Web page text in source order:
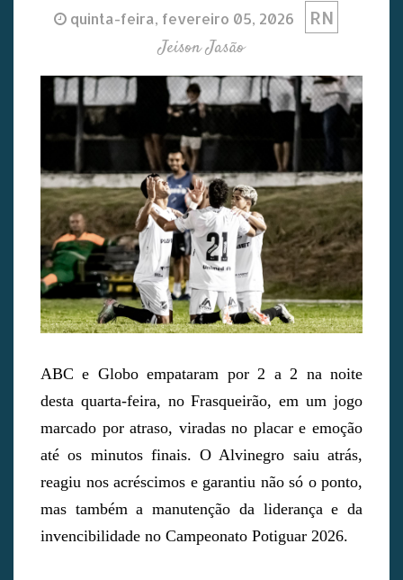
quinta-feira, fevereiro 05, 2026 RN
Jeison Jasão
ABC e Globo empataram por 2 a 2 na noite
desta quarta-feira, no Frasqueirão, em um jogo
marcado por atraso, viradas no placar e emoção
até os minutos finais. O Alvinegro saiu atrás,
reagiu nos acréscimos e garantiu não só o ponto,
mas também a manutenção da liderança e da
invencibilidade no Campeonato Potiguar 2026.